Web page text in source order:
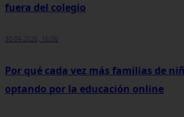
fuera del colegio
30-04-2026, 16:00
Por qué cada vez más familias de
optando por la educación online